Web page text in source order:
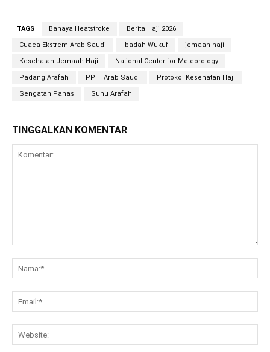
TAGS Bahaya Heatstroke Berita Haji 2026
Cuaca Ekstrem Arab Saudi Ibadah Wukuf jemaah haji
Kesehatan Jemaah Haji National Center for Meteorology
Padang Arafah PPIH Arab Saudi Protokol Kesehatan Haji
Sengatan Panas Suhu Arafah
TINGGALKAN KOMENTAR